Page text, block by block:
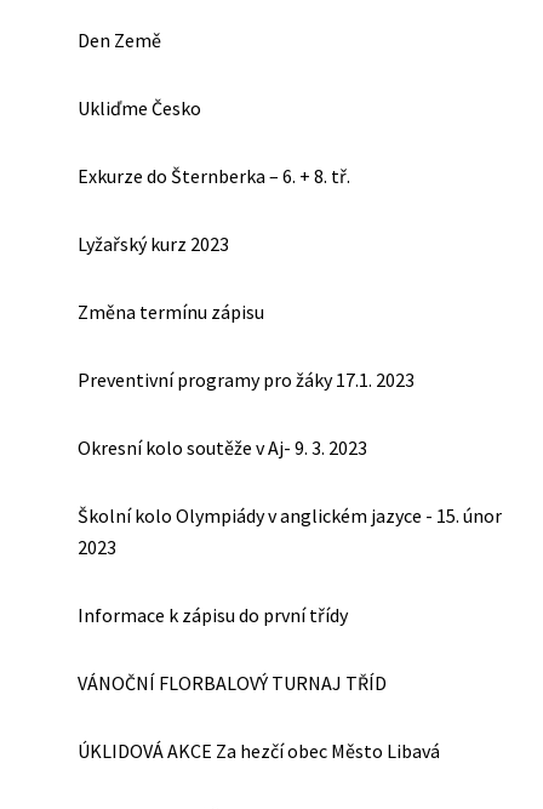
Den Země
Ukliďme Česko
Exkurze do Šternberka – 6. + 8. tř.
Lyžařský kurz 2023
Změna termínu zápisu
Preventivní programy pro žáky 17.1. 2023
Okresní kolo soutěže v Aj- 9. 3. 2023
Školní kolo Olympiády v anglickém jazyce - 15. únor
2023
Informace k zápisu do první třídy
VÁNOČNÍ FLORBALOVÝ TURNAJ TŘÍD
ÚKLIDOVÁ AKCE Za hezčí obec Město Libavá